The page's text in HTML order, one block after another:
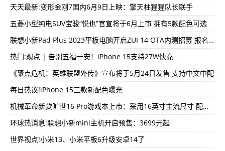
天天最新:变形金刚7国内6月9日上映：擎天柱猩猩队长联手
五菱小型纯电SUV宝骏“悦也”官宣将于6月上市 拥有5款配色可选
联想小新Pad Plus 2023平板电脑开启ZUI 14 OTA内测招募 报名请私信ZUI官方微博
热门:观点 | 告别五福一安！iPhone 15支持27W快充
《聚点危机：英雄联盟外传》宣布将于5月24日发售 支持中文中配
每日热议!iPhone 15三款新配色曝光
机械革命新款旷世16 Pro游戏本上市：采用16英寸主流尺寸 配备最新的独显RTX 4060
环球热消息:联想小新mini主机开启预售：3699元起
世界视点!小米13、小米平板6升级安卓14了